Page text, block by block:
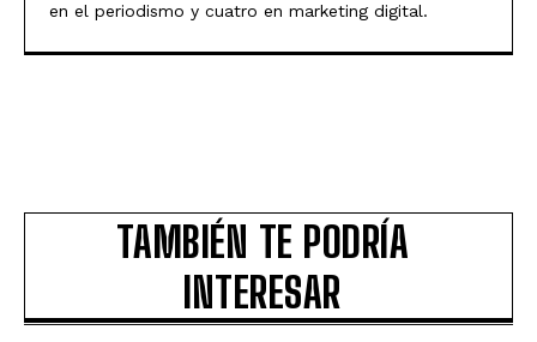
en el periodismo y cuatro en marketing digital.
TAMBIÉN TE PODRÍA
INTERESAR